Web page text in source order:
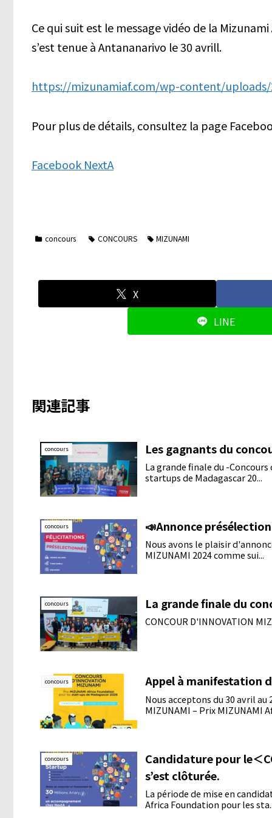
Ce qui suit est le message vidéo de la
s’est tenue à Antananarivo le 30 avrill.
https://mizunamiaf.com/wp-content/uploads/
Pour plus de détails, consultez la page
Facebook NextA
concours CONCOURS MIZUNAMI
X
LINE
関連記事
concours Les gagnants du
La grande finale du -
startups de Madagascar 20...
concours 📣Annonce
Nous avons le plaisir
MIZUNAMI 2024 comme sui...
concours La grande finale du
CONCOUR D'INNOVATION
concours Appel à manifestation
Nous acceptons du 30 avril au
MIZUNAMI – Prix MIZUNAMI
concours
Candidature pour le＜
s’est clôturée.
La période de mise en
Africa Foundation pour les